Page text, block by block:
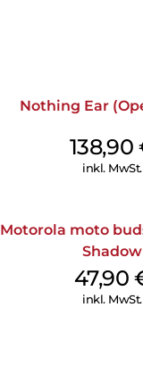
Nothing Ear
138,90
inkl. MwSt.
Motorola moto
Shadow
47,90
inkl. MwSt.